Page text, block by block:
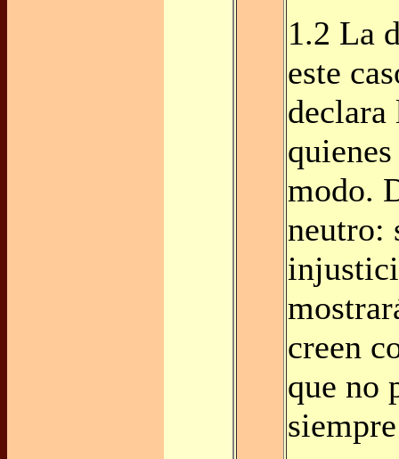
1.2 La
este
declara
modo.
neutro:
creen
que no